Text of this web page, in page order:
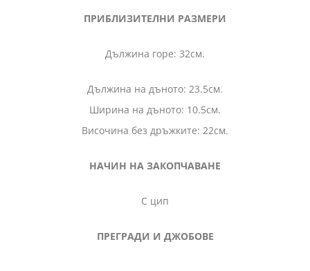
ПРИБЛИЗИТЕЛНИ РАЗМЕРИ
Дължина горе: 32см.
Дължина на дъното: 23.5см.
Ширина на дъното: 10.5см.
Височина без дръжките: 22см.
НАЧИН НА ЗАКОПЧАВАНЕ
С цип
ПРЕГРАДИ И ДЖОБОВЕ